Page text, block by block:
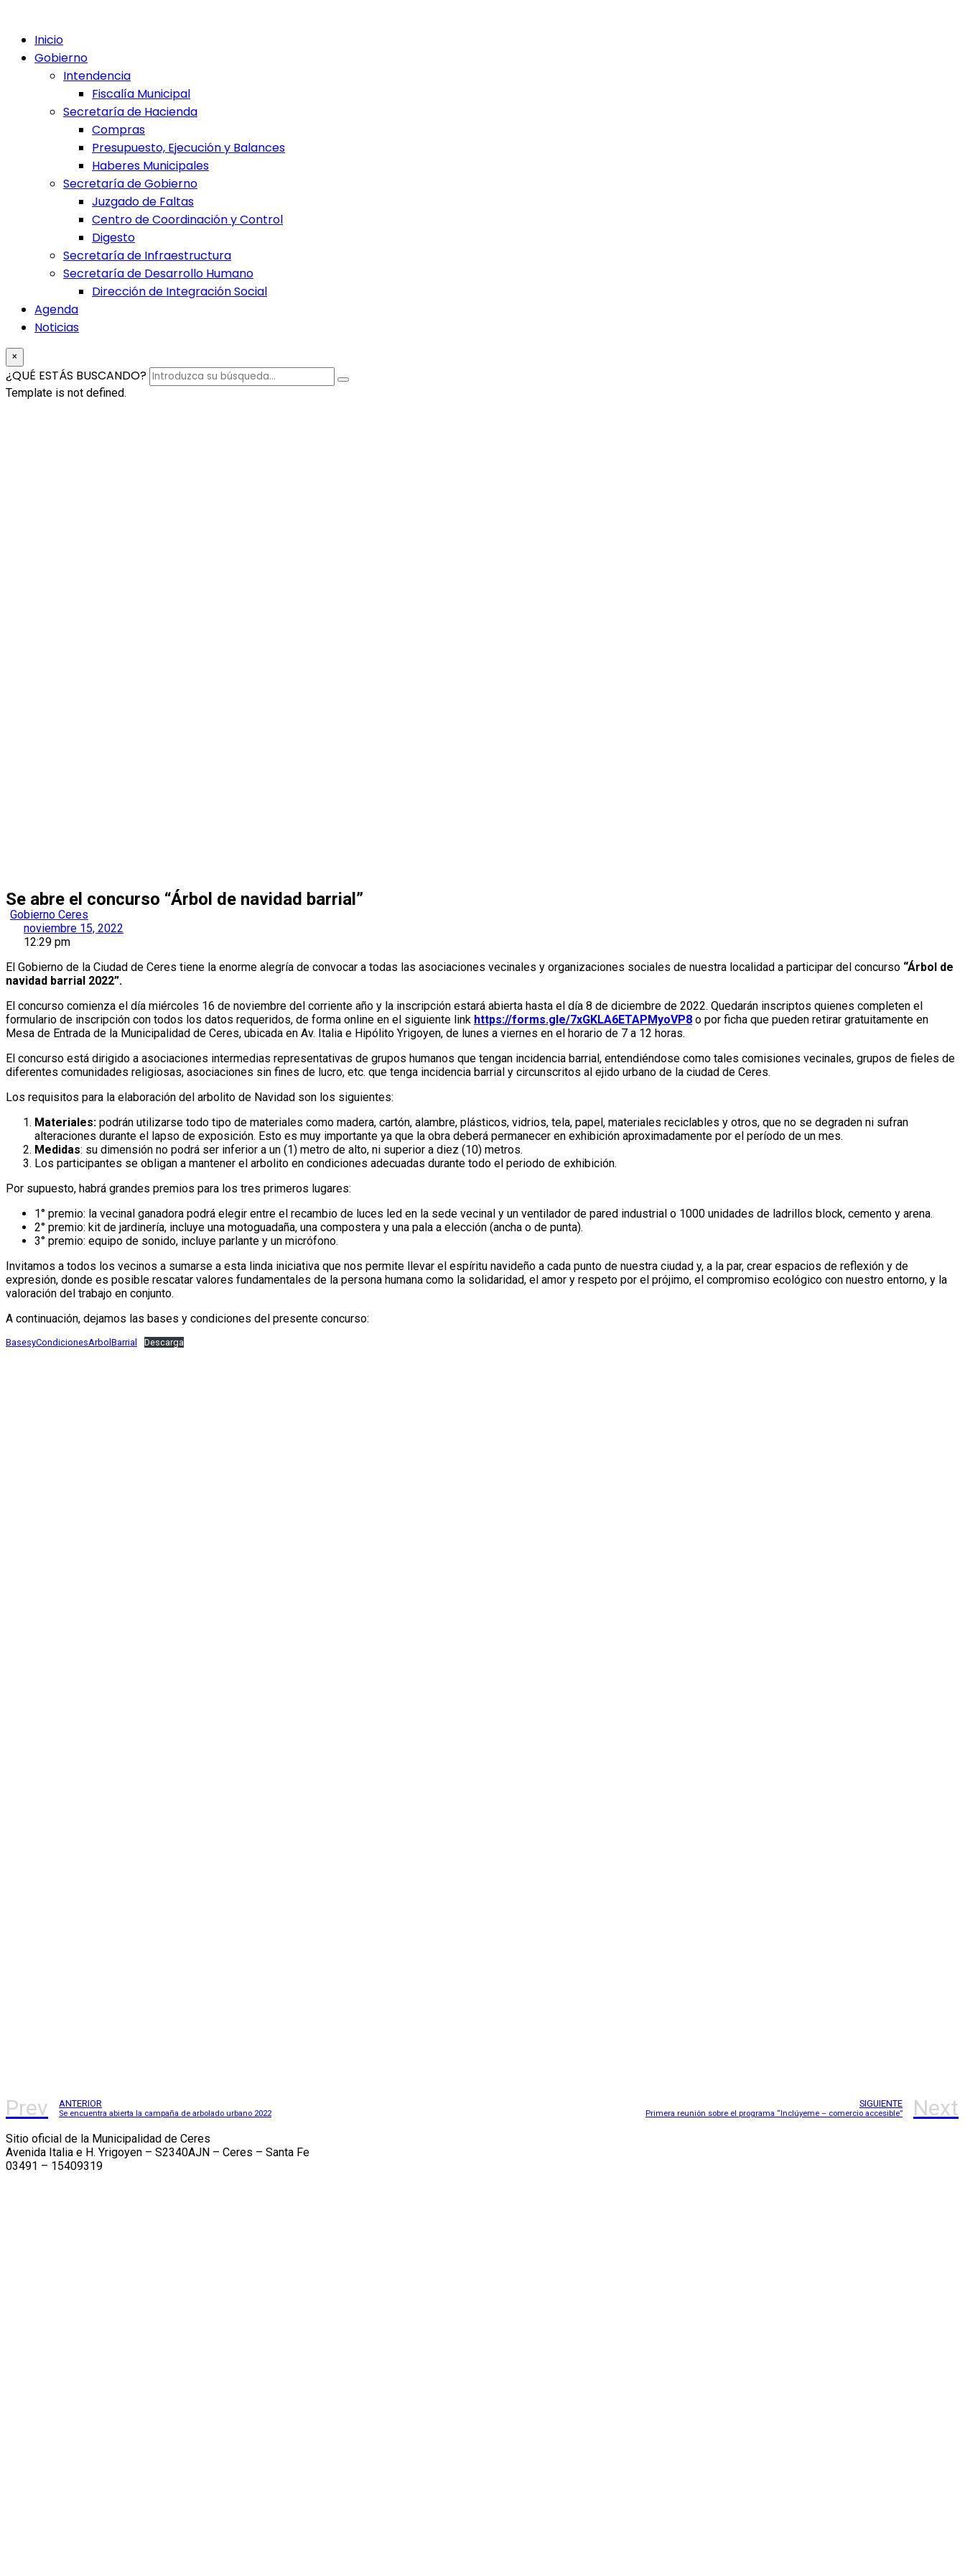
Inicio
Gobierno
Intendencia
Fiscalía Municipal
Secretaría de Hacienda
Compras
Presupuesto, Ejecución y Balances
Haberes Municipales
Secretaría de Gobierno
Juzgado de Faltas
Centro de Coordinación y Control
Digesto
Secretaría de Infraestructura
Secretaría de Desarrollo Humano
Dirección de Integración Social
Agenda
Noticias
×
¿QUÉ ESTÁS BUSCANDO?
Template is not defined.
Se abre el concurso “Árbol de navidad barrial”
Gobierno Ceres
noviembre 15, 2022
12:29 pm
El Gobierno de la Ciudad de Ceres tiene la enorme alegría de convocar a todas las asociaciones vecinales y organizaciones sociales de nuestra localidad a participar del concurso “Árbol de
navidad barrial 2022”.
El concurso comienza el día miércoles 16 de noviembre del corriente año y la inscripción estará abierta hasta el día 8 de diciembre de 2022. Quedarán inscriptos quienes completen el
formulario de inscripción con todos los datos requeridos, de forma online en el siguiente link https://forms.gle/7xGKLA6ETAPMyoVP8 o por ficha que pueden retirar gratuitamente en
Mesa de Entrada de la Municipalidad de Ceres, ubicada en Av. Italia e Hipólito Yrigoyen, de lunes a viernes en el horario de 7 a 12 horas.
El concurso está dirigido a asociaciones intermedias representativas de grupos humanos que tengan incidencia barrial, entendiéndose como tales comisiones vecinales, grupos de fieles de
diferentes comunidades religiosas, asociaciones sin fines de lucro, etc. que tenga incidencia barrial y circunscritos al ejido urbano de la ciudad de Ceres.
Los requisitos para la elaboración del arbolito de Navidad son los siguientes:
Materiales: podrán utilizarse todo tipo de materiales como madera, cartón, alambre, plásticos, vidrios, tela, papel, materiales reciclables y otros, que no se degraden ni sufran
alteraciones durante el lapso de exposición. Esto es muy importante ya que la obra deberá permanecer en exhibición aproximadamente por el período de un mes.
Medidas: su dimensión no podrá ser inferior a un (1) metro de alto, ni superior a diez (10) metros.
Los participantes se obligan a mantener el arbolito en condiciones adecuadas durante todo el periodo de exhibición.
Por supuesto, habrá grandes premios para los tres primeros lugares:
1° premio: la vecinal ganadora podrá elegir entre el recambio de luces led en la sede vecinal y un ventilador de pared industrial o 1000 unidades de ladrillos block, cemento y arena.
2° premio: kit de jardinería, incluye una motoguadaña, una compostera y una pala a elección (ancha o de punta).
3° premio: equipo de sonido, incluye parlante y un micrófono.
Invitamos a todos los vecinos a sumarse a esta linda iniciativa que nos permite llevar el espíritu navideño a cada punto de nuestra ciudad y, a la par, crear espacios de reflexión y de
expresión, donde es posible rescatar valores fundamentales de la persona humana como la solidaridad, el amor y respeto por el prójimo, el compromiso ecológico con nuestro entorno, y la
valoración del trabajo en conjunto.
A continuación, dejamos las bases y condiciones del presente concurso:
BasesyCondicionesArbolBarrial Descarga
Prev ANTERIOR
Se encuentra abierta la campaña de arbolado urbano 2022
SIGUIENTE
Primera reunión sobre el programa “Inclúyeme – comercio accesible” Next
Sitio oficial de la Municipalidad de Ceres
Avenida Italia e H. Yrigoyen – S2340AJN – Ceres – Santa Fe
03491 – 15409319